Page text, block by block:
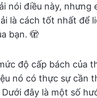
nói điều này, nhưng
là cách tốt nhất để
bạn. 🫣
độ cấp bách của
nó có thực sự cần
đây là một số